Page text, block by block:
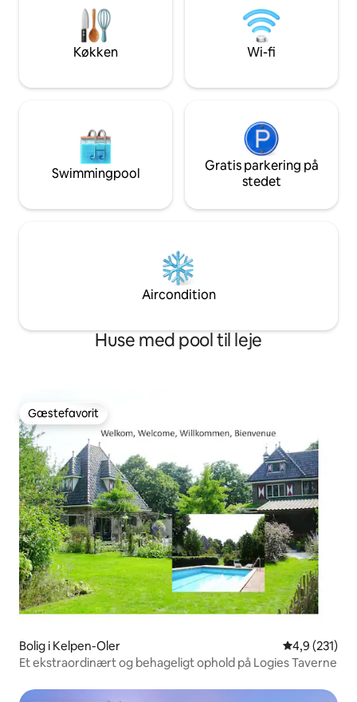
Der er også 3 hyggelige soveværelser og
et separat badeværelse med toilet.
Køkken Wi-fi
Swimmingpool
Gratis parkering på
stedet
Aircondition
Huse med pool til leje
Gæstefavorit
Gæstefavorit
Bolig i Kelpen-Oler 4,9 ud af 5 i
4,9 (231)
Et ekstraordinært og behageligt ophold på Logies Taverne